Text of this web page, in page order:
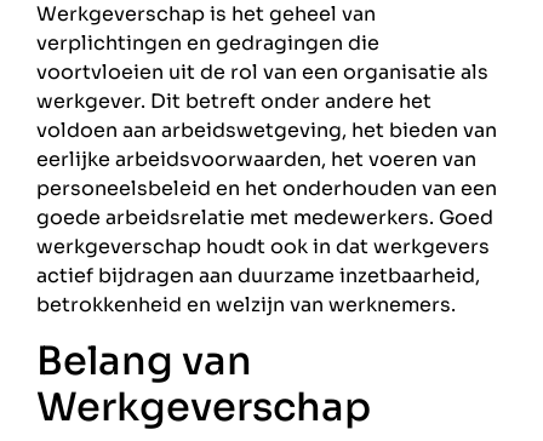
Werkgeverschap is het geheel van
verplichtingen en gedragingen die
voortvloeien uit de rol van een organisatie als
werkgever. Dit betreft onder andere het
voldoen aan arbeidswetgeving, het bieden van
eerlijke arbeidsvoorwaarden, het voeren van
personeelsbeleid en het onderhouden van een
goede arbeidsrelatie met medewerkers. Goed
werkgeverschap houdt ook in dat werkgevers
actief bijdragen aan duurzame inzetbaarheid,
betrokkenheid en welzijn van werknemers.
Belang van
Werkgeverschap